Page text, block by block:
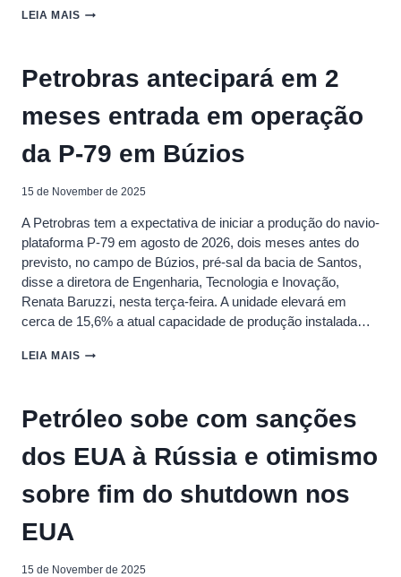
LEIA MAIS ETANOL
MAS
VANTAGEM
SOBRE
GASOLINA
QUATRO
Petrobras antecipará em 2
meses entrada em operação
da P-79 em Búzios
15 de November de 2025
A Petrobras tem a expectativa de iniciar a produção do navio-
plataforma P-79 em agosto de 2026, dois meses antes do
previsto, no campo de Búzios, pré-sal da bacia de Santos,
disse a diretora de Engenharia, Tecnologia e Inovação,
Renata Baruzzi, nesta terça-feira. A unidade elevará em
cerca de 15,6% a atual capacidade de produção instalada…
LEIA MAIS PETROBRAS
MESES
EM
OPERAÇÃO
P-
Petróleo sobe com sanções
dos EUA à Rússia e otimismo
sobre fim do shutdown nos
EUA
15 de November de 2025